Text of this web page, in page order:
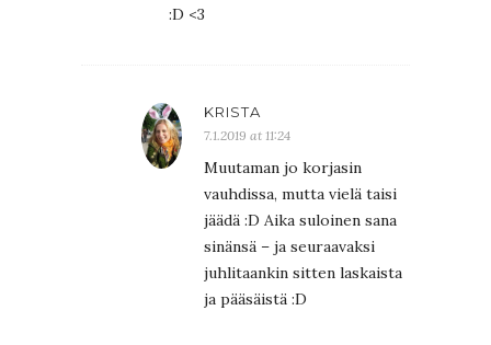
:D <3
KRISTA
7.1.2019 at 11:24
Muutaman jo korjasin
vauhdissa, mutta vielä taisi
jäädä :D Aika suloinen sana
sinänsä – ja seuraavaksi
juhlitaankin sitten laskaista
ja pääsäistä :D